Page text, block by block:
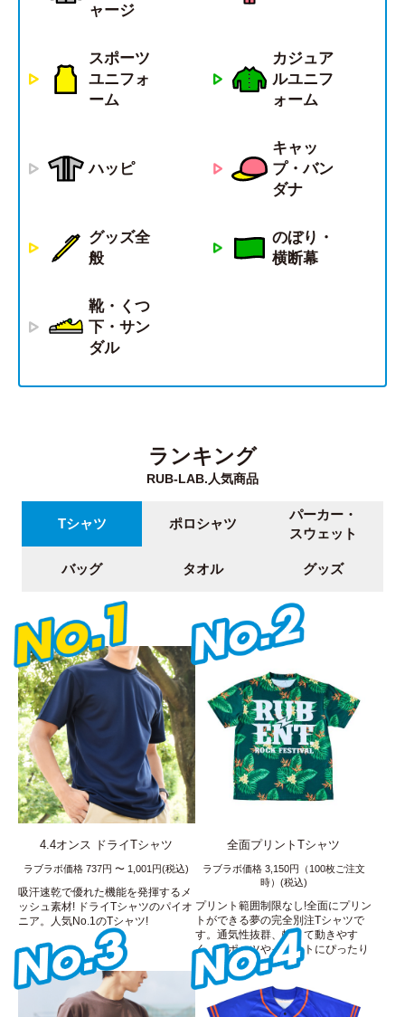
ャージ
スポーツ
ユニフォ
ーム
カジュア
ルユニフ
ォーム
ハッピ
キャッ
プ・バン
ダナ
グッズ全
般
のぼり・
横断幕
靴・くつ
下・サン
ダル
ランキング
RUB-LAB.人気商品
Tシャツ ポロシャツ
パーカー・
スウェット
バッグ タオル グッズ
4.4オンス ドライTシャツ
ラブラボ価格 737円 〜 1,001円(税込)
吸汗速乾で優れた機能を発揮するメ
ッシュ素材! ドライTシャツのパイオ
ニア。人気No.1のTシャツ!
全面プリントTシャツ
ラブラボ価格 3,150円（100枚ご注文
時）(税込)
プリント範囲制限なし!全面にプリン
トができる夢の完全別注Tシャツで
す。通気性抜群、軽くて動きやす
く、スポーツやイベントにぴったり
です!